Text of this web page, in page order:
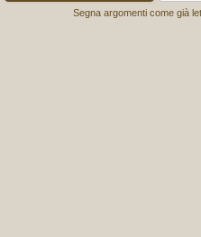
en
Segna argomenti come già